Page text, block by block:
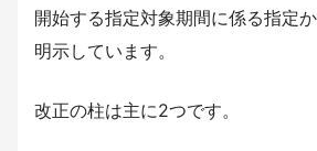
開始する指定対象期間に係る指定
明示しています。
改正の柱は主に2つです。